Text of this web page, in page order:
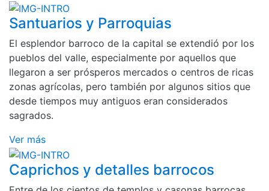
Santuarios y Parroquias
El esplendor barroco de la capital se extendió por los
pueblos del valle, especialmente por aquellos que
llegaron a ser prósperos mercados o centros de ricas
zonas agrícolas, pero también por algunos sitios que
desde tiempos muy antiguos eran considerados
sagrados.
Ver más
Caprichos y detalles barrocos